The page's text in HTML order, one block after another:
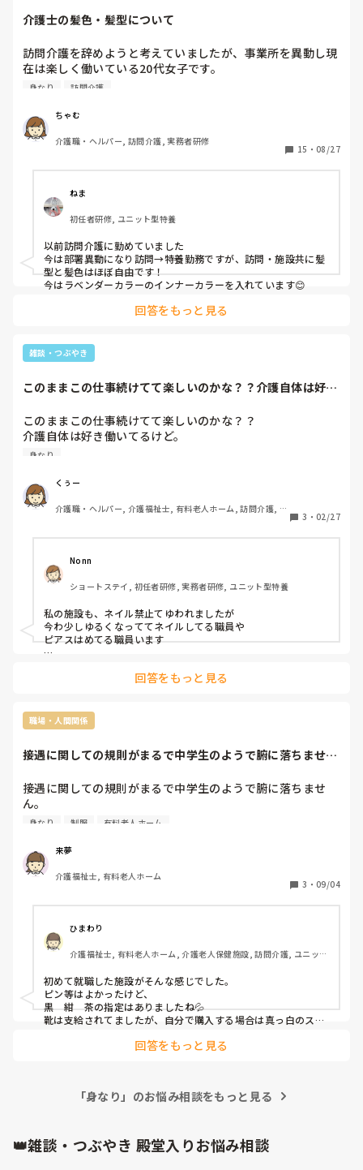
介護士の髪色・髪型について
訪問介護を辞めようと考えていましたが、事業所を異動し現
在は楽しく働いている20代女子です。
訪問介護に勤めている方で、髪色を頻繁に変える方いらっし
業所毎に違うと思いますが、他の事業所はどこまでOKなの
身なり 訪問介護
ちゃむ
介護職・ヘルパー, 訪問介護, 実務者研修
15 ・ 08/27
ねま
初任者研修, ユニット型特養
以前訪問介護に勤めていました
今は部署異動になり訪問→特養勤務ですが、訪問・施設共に髪
型と髪色はほぼ自由です！
今はラベンダーカラーのインナーカラーを入れています😊
回答をもっと見る
雑談・つぶやき
このままこの仕事続けてて楽しいのかな？？介護自体は好き
このままこの仕事続けてて楽しいのかな？？
介護自体は好き働いてるけど。
髪色制限あるしネイルできないし、アクセサリー禁止のとこ
ない気がする。
美容室行っても派手髪出来ないから楽しくない。
身なり
くぅー
介護職・ヘルパー, 介護福祉士, 有料老人ホーム, 訪問介護, 初
3 ・ 02/27
Nonn
ショートステイ, 初任者研修, 実務者研修, ユニット型特養
私の施設も、ネイル禁止てゆわれましたが
今わ少しゆるくなっててネイルしてる職員や
ピアスはめてる職員います
回答をもっと見る
職場・人間関係
接遇に関しての規則がまるで中学生のようで腑に落ちませ
接遇に関しての規則がまるで中学生のようで腑に落ちませ
ん。
髪色、カラーリングの明るさ指定、ヘアゴムの色指定、パレ
紺、グレーのみ。靴はスニーカーのみでサンダル、クロック
スも禁止。
そんな施設って他にもあるのでしょうか？
身なり 制服 有料老人ホーム
来夢
介護福祉士, 有料老人ホーム
3 ・ 09/04
ひまわり
介護福祉士, 有料老人ホーム, 介護老人保健施設, 訪問介護, ユニット
初めて就職した施設がそんな感じでした。
ピン等はよかったけど、
黒　紺　茶の指定はありましたね💦
靴は支給されてましたが、自分で購入する場合は真っ白のスニ
靴下も白指定でした。 回答をもっと見る
「身なり」のお悩み相談をもっと見る
👑雑談・つぶやき 殿堂入りお悩み相談